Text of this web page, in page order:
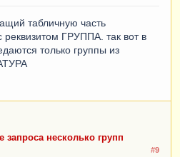
табличную часть
ГРУППА. так вот в
только группы из
запроса несколько групп
#9